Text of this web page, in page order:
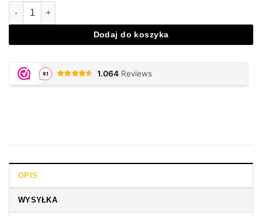
Ilość Strawberry Flavored Papers
Dodaj do koszyka
OPIS
WYSYŁKA